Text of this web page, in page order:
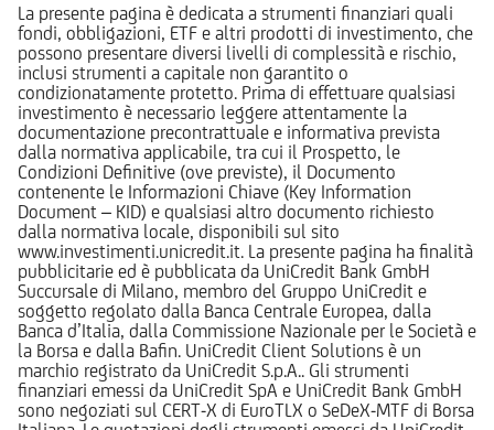
La presente pagina è dedicata a strumenti finanziari quali
fondi, obbligazioni, ETF e altri prodotti di investimento, che
possono presentare diversi livelli di complessità e rischio,
inclusi strumenti a capitale non garantito o
condizionatamente protetto. Prima di effettuare qualsiasi
investimento è necessario leggere attentamente la
documentazione precontrattuale e informativa prevista
dalla normativa applicabile, tra cui il Prospetto, le
Condizioni Definitive (ove previste), il Documento
contenente le Informazioni Chiave (Key Information
Document – KID) e qualsiasi altro documento richiesto
dalla normativa locale, disponibili sul sito
www.investimenti.unicredit.it. La presente pagina ha finalità
pubblicitarie ed è pubblicata da UniCredit Bank GmbH
Succursale di Milano, membro del Gruppo UniCredit e
soggetto regolato dalla Banca Centrale Europea, dalla
Banca d’Italia, dalla Commissione Nazionale per le Società e
la Borsa e dalla Bafin. UniCredit Client Solutions è un
marchio registrato da UniCredit S.p.A.. Gli strumenti
finanziari emessi da UniCredit SpA e UniCredit Bank GmbH
sono negoziati sul CERT-X di EuroTLX o SeDeX-MTF di Borsa